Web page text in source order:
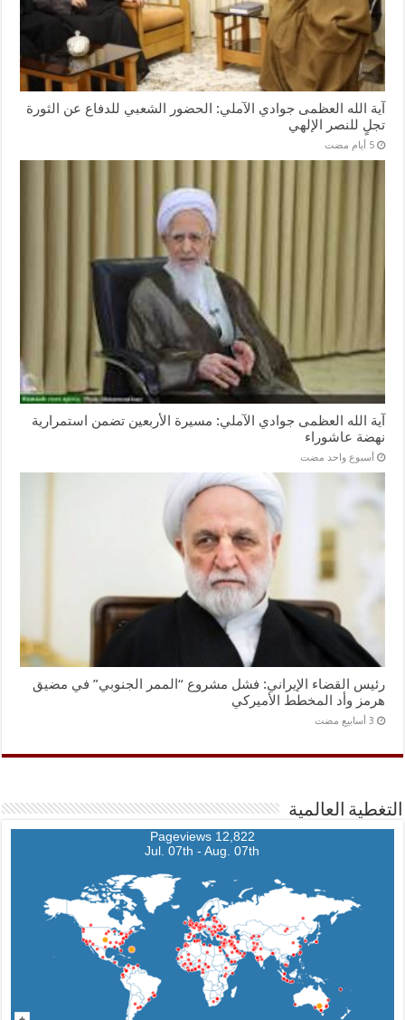
آية الله العظمى جوادي الآملي: الحضور الشعبي للدفاع عن الثورة
تجلٍ للنصر الإلهي
‏5 أيام مضت
آية الله العظمى جوادي الآملي: مسيرة الأربعين تضمن استمرارية
نهضة عاشوراء
‏أسبوع واحد مضت
رئيس القضاء الإيراني: فشل مشروع “الممر الجنوبي” في مضيق
هرمز وأد المخطط الأميركي
التغطية العالمية
12,822 Pageviews
Jul. 07th - Aug. 07th